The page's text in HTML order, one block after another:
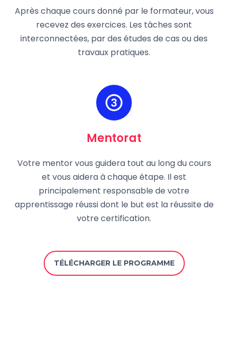
Après chaque cours donné par le formateur, vous
recevez des exercices. Les tâches sont
interconnectées, par des études de cas ou des
travaux pratiques.
Mentorat
Votre mentor vous guidera tout au long du cours
et vous aidera à chaque étape. Il est
principalement responsable de votre
apprentissage réussi dont le but est la réussite de
votre certification.
TÉLÉCHARGER LE PROGRAMME